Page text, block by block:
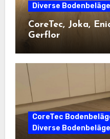
Diverse Bodenbeläge
CoreTec, Joka,
Gerflor
CoreTec
Diverse Bodenbeläge